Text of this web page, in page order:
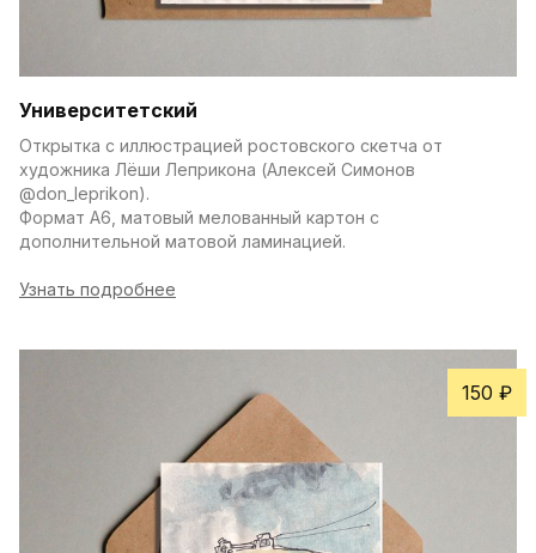
Университетский
Открытка с иллюстрацией ростовского скетча от
художника Лёши Леприкона (Алексей Симонов
@don_leprikon).
Формат А6, матовый мелованный картон с
дополнительной матовой ламинацией.
Узнать подробнее
150 ₽